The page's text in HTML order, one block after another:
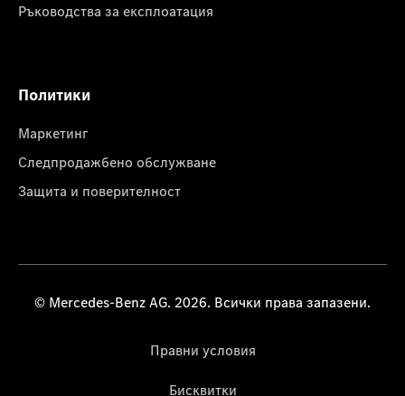
Ръководства за експлоатация
Политики
Маркетинг
Следпродажбено обслужване
Защита и поверителност
© Mercedes-Benz AG. 2026. Всички права запазени.
Правни условия
Бисквитки